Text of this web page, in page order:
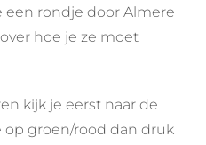
rondje door Almere
hoe je ze moet
kijk je eerst naar de
op groen/rood dan druk